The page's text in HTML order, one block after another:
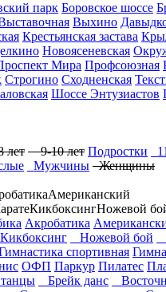
парк Боровское шоссе
Выхино
Крестьянская застава
Новоясеневская
Мира Профсоюзная
Строгино Сходненская
Шоссе Энтузиастов
9-10 лет Подростки
Мужчины Женщины
Американский
КикбоксингНожевой
Акробатика
Ножевой бой
спортивная
ОФП Паркур Пилатес
Брейк данс